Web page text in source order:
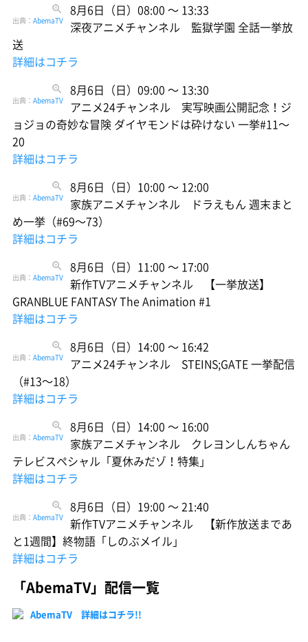
出典： AbemaTV
8月6日（日）08:00 〜 13:33
深夜アニメチャンネル 監獄学園 全話一挙放
送
詳細はコチラ
出典： AbemaTV
8月6日（日）09:00 〜 13:30
アニメ24チャンネル 実写映画公開記念！ジ
ョジョの奇妙な冒険 ダイヤモンドは砕けない 一挙#11〜
20
詳細はコチラ
出典： AbemaTV
8月6日（日）10:00 〜 12:00
家族アニメチャンネル ドラえもん 週末まと
め一挙（#69〜73）
詳細はコチラ
出典： AbemaTV
8月6日（日）11:00 〜 17:00
新作TVアニメチャンネル 【一挙放送】
GRANBLUE FANTASY The Animation #1
詳細はコチラ
出典： AbemaTV
8月6日（日）14:00 〜 16:42
アニメ24チャンネル STEINS;GATE 一挙配信
（#13〜18）
詳細はコチラ
出典： AbemaTV
8月6日（日）14:00 〜 16:00
家族アニメチャンネル クレヨンしんちゃん
テレビスペシャル「夏休みだゾ！特集」
詳細はコチラ
出典： AbemaTV
8月6日（日）19:00 〜 21:40
新作TVアニメチャンネル 【新作放送まであ
と1週間】終物語「しのぶメイル」
詳細はコチラ
「AbemaTV」配信一覧
AbemaTV 詳細はコチラ!!